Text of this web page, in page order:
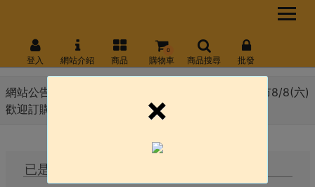
網站公告 :
8月份會員日 線上官網8/10(一) \ 永和門市8/8(六)
歡迎訂購!!!
登入 網站介紹 商品 購物車
0
商品搜尋 批發
已是會員，直接登入
×